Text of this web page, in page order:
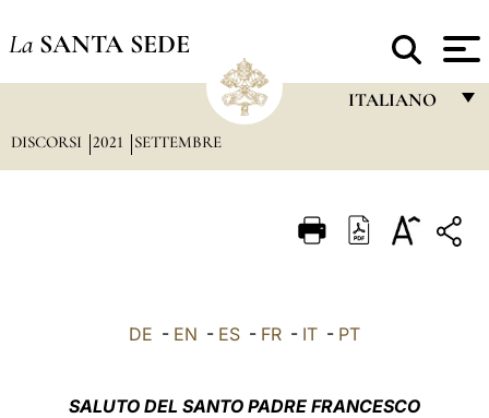
La SANTA SEDE
ITALIANO
ITALIANO
POLSKI
DISCORSI 2021 SETTEMBRE
DE - EN - ES - FR - IT - PT
SALUTO DEL SANTO PADRE FRANCESCO